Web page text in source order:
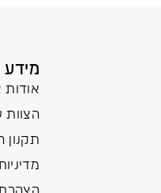
מידע
אודות
הצוות
תקנון